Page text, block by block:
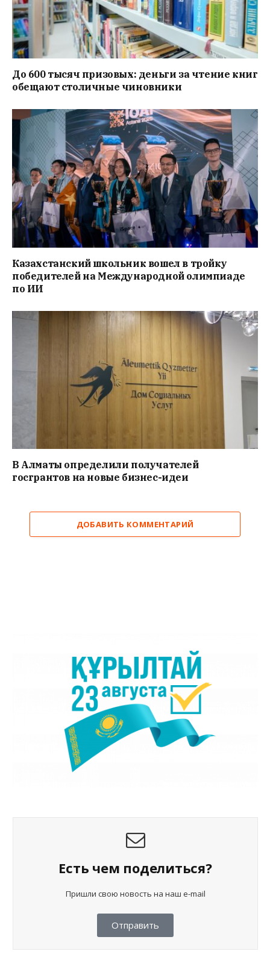
До 600 тысяч призовых: деньги за чтение книг
обещают столичные чиновники
Казахстанский школьник вошел в тройку
победителей на Международной олимпиаде
по ИИ
В Алматы определили получателей
госгрантов на новые бизнес-идеи
ДОБАВИТЬ КОММЕНТАРИЙ
Есть чем поделиться?
Пришли свою новость на наш e-mail
Отправить